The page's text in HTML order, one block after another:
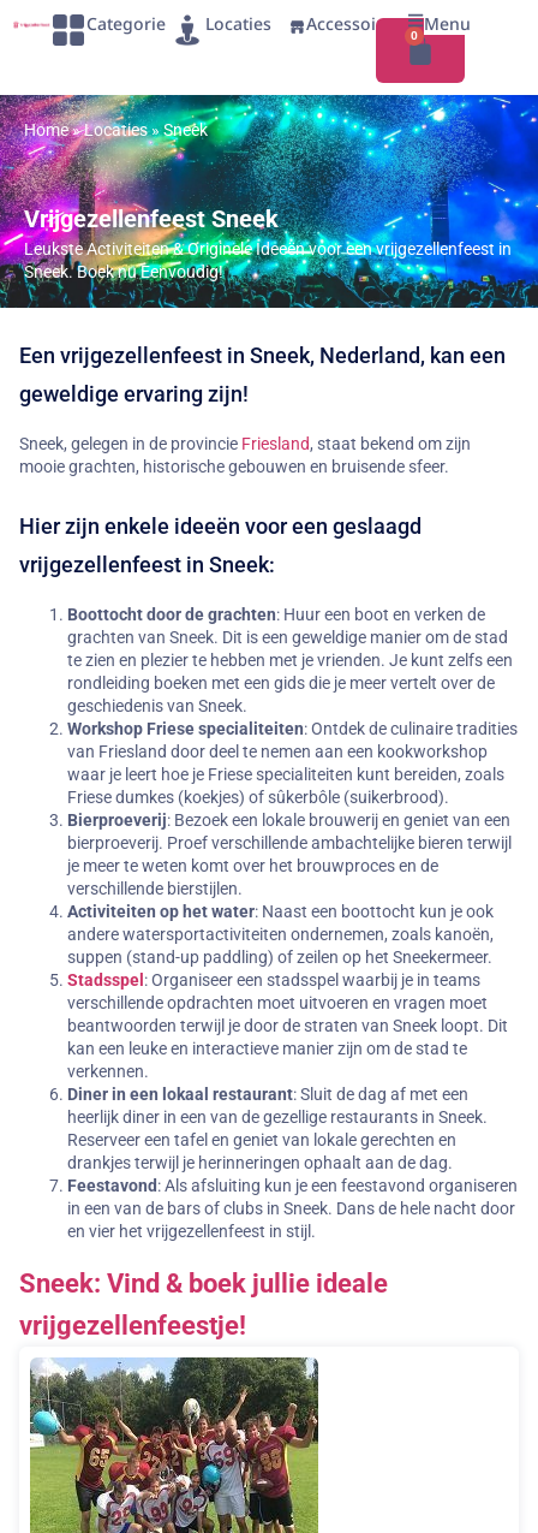
Categorie Locaties Accessoires
0
Menu
Home»Locaties»Sneek
Vrijgezellenfeest Sneek
Leukste Activiteiten & Originele Ideeën voor een vrijgezellenfeest in
Sneek. Boek nu Eenvoudig!
Een vrijgezellenfeest in Sneek, Nederland, kan een
geweldige ervaring zijn!
Sneek, gelegen in de provincie Friesland, staat bekend om zijn
mooie grachten, historische gebouwen en bruisende sfeer.
Hier zijn enkele ideeën voor een geslaagd
vrijgezellenfeest in Sneek:
Boottocht door de grachten: Huur een boot en verken de
grachten van Sneek. Dit is een geweldige manier om de stad
te zien en plezier te hebben met je vrienden. Je kunt zelfs een
rondleiding boeken met een gids die je meer vertelt over de
geschiedenis van Sneek.
Workshop Friese specialiteiten: Ontdek de culinaire tradities
van Friesland door deel te nemen aan een kookworkshop
waar je leert hoe je Friese specialiteiten kunt bereiden, zoals
Friese dumkes (koekjes) of sûkerbôle (suikerbrood).
Bierproeverij: Bezoek een lokale brouwerij en geniet van een
bierproeverij. Proef verschillende ambachtelijke bieren terwijl
je meer te weten komt over het brouwproces en de
verschillende bierstijlen.
Activiteiten op het water: Naast een boottocht kun je ook
andere watersportactiviteiten ondernemen, zoals kanoën,
suppen (stand-up paddling) of zeilen op het Sneekermeer.
Stadsspel : Organiseer een stadsspel waarbij je in teams
verschillende opdrachten moet uitvoeren en vragen moet
beantwoorden terwijl je door de straten van Sneek loopt. Dit
kan een leuke en interactieve manier zijn om de stad te
verkennen.
Diner in een lokaal restaurant: Sluit de dag af met een
heerlijk diner in een van de gezellige restaurants in Sneek.
Reserveer een tafel en geniet van lokale gerechten en
drankjes terwijl je herinneringen ophaalt aan de dag.
Feestavond : Als afsluiting kun je een feestavond organiseren
in een van de bars of clubs in Sneek. Dans de hele nacht door
en vier het vrijgezellenfeest in stijl.
Sneek: Vind & boek jullie ideale
vrijgezellenfeestje!